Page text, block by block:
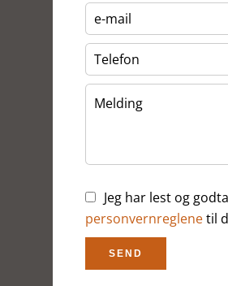
Jeg har lest og
personvernreglenetil
SEND